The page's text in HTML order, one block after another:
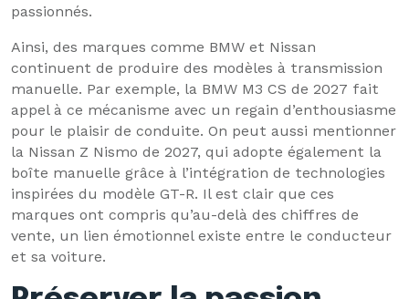
passionnés.
Ainsi, des marques comme BMW et Nissan
continuent de produire des modèles à transmission
manuelle. Par exemple, la BMW M3 CS de 2027 fait
appel à ce mécanisme avec un regain d’enthousiasme
pour le plaisir de conduite. On peut aussi mentionner
la Nissan Z Nismo de 2027, qui adopte également la
boîte manuelle grâce à l’intégration de technologies
inspirées du modèle GT-R. Il est clair que ces
marques ont compris qu’au-delà des chiffres de
vente, un lien émotionnel existe entre le conducteur
et sa voiture.